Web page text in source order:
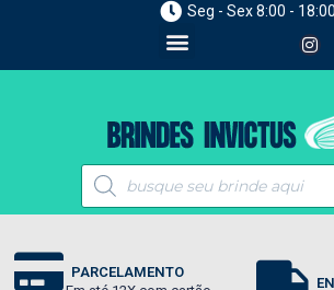
Seg - Sex 8:00 - 18:00
PARCELAMENTO